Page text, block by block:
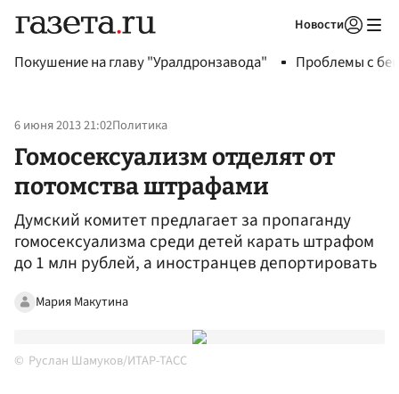
Новости
Покушение на главу "Уралдронзавода" Проблемы с
6 июня 2013 21:02Политика
Гомосексуализм отделят от
потомства штрафами
Думский комитет предлагает за пропаганду
гомосексуализма среди детей карать штрафом
до 1 млн рублей, а иностранцев депортировать
Мария Макутина
Руслан Шамуков/ИТАР-ТАСС